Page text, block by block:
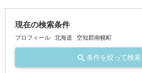
現在の検索条件
プロフィール 北海道 空知郡南幌町
条件を絞って検索